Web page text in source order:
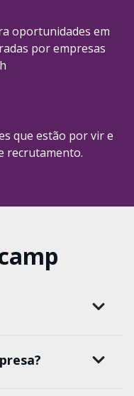
oportunidades em
por empresas
que estão por vir e
recrutamento.